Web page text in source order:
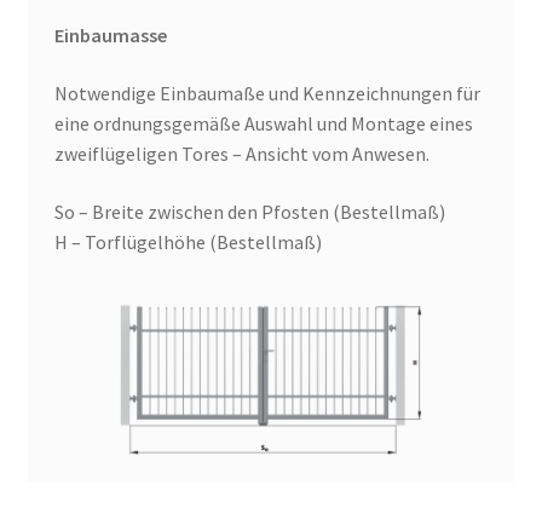
Einbaumasse
Notwendige Einbaumaße und Kennzeichnungen für
eine ordnungsgemäße Auswahl und Montage eines
zweiflügeligen Tores – Ansicht vom Anwesen.
So – Breite zwischen den Pfosten (Bestellmaß)
H – Torflügelhöhe (Bestellmaß)